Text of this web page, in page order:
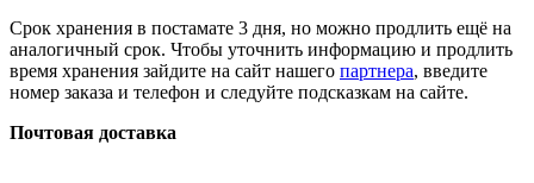
Срок хранения в постамате 3 дня, но можно продлить ещё на
аналогичный срок. Чтобы уточнить информацию и продлить
время хранения зайдите на сайт нашего партнера, введите
номер заказа и телефон и следуйте подсказкам на сайте.
Почтовая доставка